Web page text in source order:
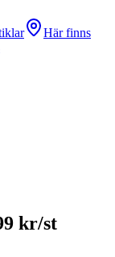
Här finns
kr/st